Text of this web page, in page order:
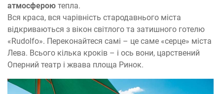
атмосферою тепла.
Вся краса, вся чарівність стародавнього міста
відкриваються з вікон світлого та затишного готелю
«Rudolfo». Переконайтеся самі – це саме «серце» міста
Лева. Всього кілька кроків – і ось вони, царствений
Оперний театр і жвава площа Ринок.